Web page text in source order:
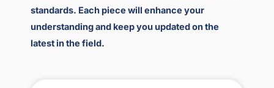
standards. Each piece will enhance your
understanding and keep you updated on the
latest in the field.